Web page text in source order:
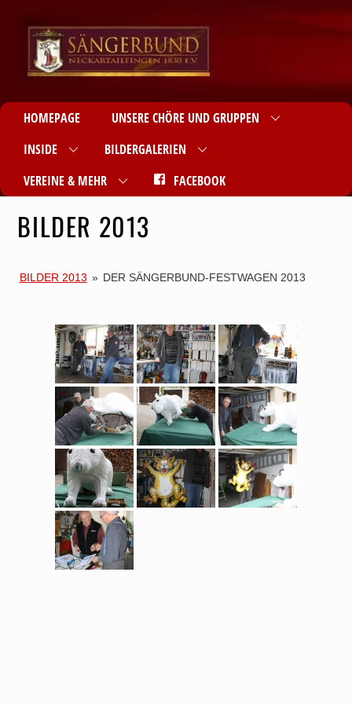
HOMEPAGE
UNSERE CHÖRE UND GRUPPEN
INSIDE
BILDERGALERIEN
VEREINE & MEHR
FACEBOOK
BILDER 2013
BILDER 2013 » DER SÄNGERBUND-FESTWAGEN 2013